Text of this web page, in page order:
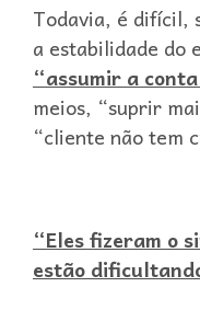
Todavia, é difícil,
a estabilidade do
“assumir a
meios, “suprir
“cliente não tem
“Eles fizeram o
estão